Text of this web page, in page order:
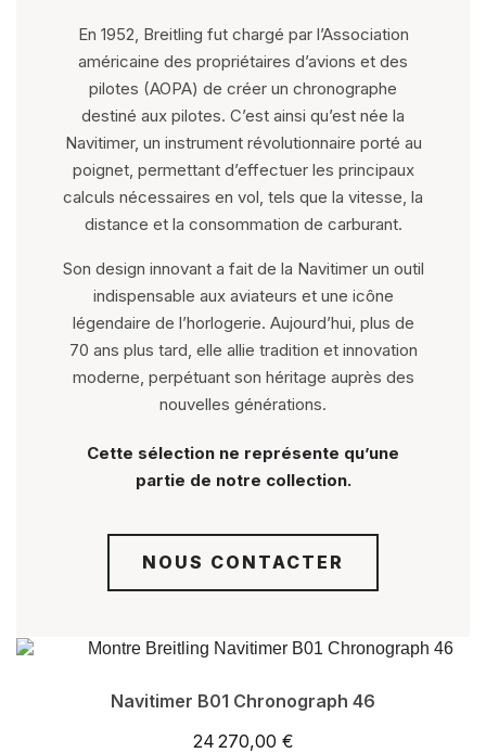
En 1952, Breitling fut chargé par l’Association
américaine des propriétaires d’avions et des
pilotes (AOPA) de créer un chronographe
destiné aux pilotes. C’est ainsi qu’est née la
Navitimer, un instrument révolutionnaire porté au
poignet, permettant d’effectuer les principaux
calculs nécessaires en vol, tels que la vitesse, la
distance et la consommation de carburant.
Son design innovant a fait de la Navitimer un outil
indispensable aux aviateurs et une icône
légendaire de l’horlogerie. Aujourd’hui, plus de
70 ans plus tard, elle allie tradition et innovation
moderne, perpétuant son héritage auprès des
nouvelles générations.
Cette sélection ne représente qu’une
partie de notre collection.
NOUS CONTACTER
Navitimer B01 Chronograph 46
24 270,00 €